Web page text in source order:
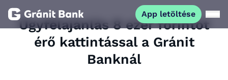
App letöltése
Magánszemélyeknek
Ügyfélajánlás 8 ezer forintot
érő kattintással a Gránit
Banknál